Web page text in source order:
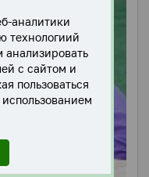
аналитики
технологиий
анализировать
с сайтом и
пользоваться